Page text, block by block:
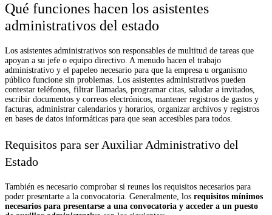
Qué funciones hacen los asistentes
administrativos del estado
Los asistentes administrativos son responsables de multitud de tareas que
apoyan a su jefe o equipo directivo. A menudo hacen el trabajo
administrativo y el papeleo necesario para que la empresa u organismo
público funcione sin problemas. Los asistentes administrativos pueden
contestar teléfonos, filtrar llamadas, programar citas, saludar a invitados,
escribir documentos y correos electrónicos, mantener registros de gastos y
facturas, administrar calendarios y horarios, organizar archivos y registros
en bases de datos informáticas para que sean accesibles para todos.
Requisitos para ser Auxiliar Administrativo del
Estado
También es necesario comprobar si reunes los requisitos necesarios para
poder presentarte a la convocatoria. Generalmente, los requisitos mínimos
necesarios para presentarse a una convocatoria y acceder a un puesto